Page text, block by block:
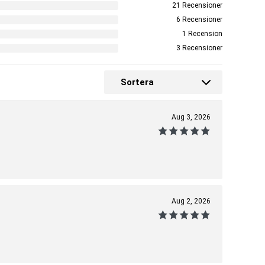
21 Recensioner
6 Recensioner
1 Recension
3 Recensioner
Sortera
Aug 3, 2026
Aug 2, 2026